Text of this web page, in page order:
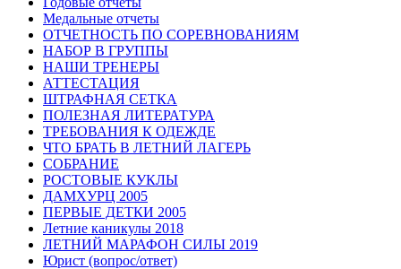
Медальные отчеты
ОТЧЕТНОСТЬ ПО СОРЕВНОВАНИЯМ
НАБОР В ГРУППЫ
НАШИ ТРЕНЕРЫ
АТТЕСТАЦИЯ
ШТРАФНАЯ СЕТКА
ПОЛЕЗНАЯ ЛИТЕРАТУРА
ТРЕБОВАНИЯ К ОДЕЖДЕ
ЧТО БРАТЬ В ЛЕТНИЙ ЛАГЕРЬ
СОБРАНИЕ
РОСТОВЫЕ КУКЛЫ
ДАМХУРЦ 2005
ПЕРВЫЕ ДЕТКИ 2005
Летние каникулы 2018
ЛЕТНИЙ МАРАФОН СИЛЫ 2019
Юрист (вопрос/ответ)